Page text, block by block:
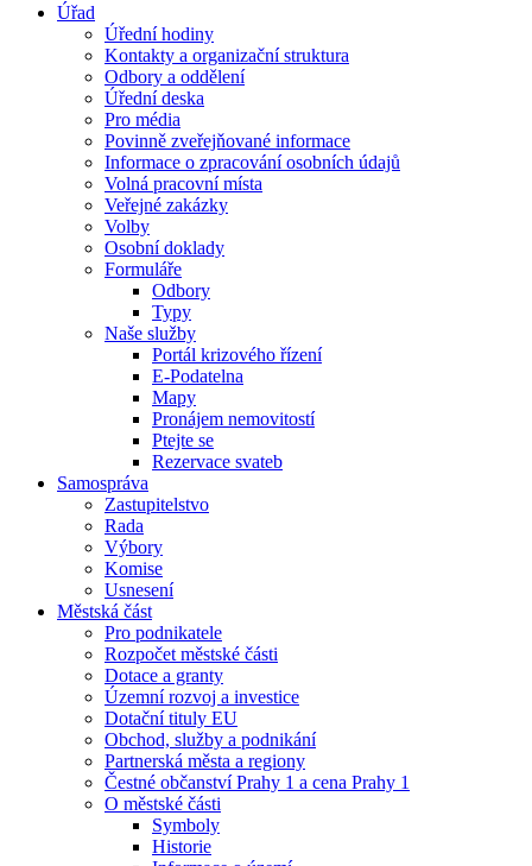
Úřad
Úřední hodiny
Kontakty a organizační struktura
Odbory a oddělení
Úřední deska
Pro média
Povinně zveřejňované informace
Informace o zpracování osobních údajů
Volná pracovní místa
Veřejné zakázky
Volby
Osobní doklady
Formuláře
Odbory
Typy
Naše služby
Portál krizového řízení
E-Podatelna
Mapy
Pronájem nemovitostí
Ptejte se
Rezervace svateb
Samospráva
Zastupitelstvo
Rada
Výbory
Komise
Usnesení
Městská část
Pro podnikatele
Rozpočet městské části
Dotace a granty
Územní rozvoj a investice
Dotační tituly EU
Obchod, služby a podnikání
Partnerská města a regiony
Čestné občanství Prahy 1 a cena Prahy 1
O městské části
Symboly
Historie